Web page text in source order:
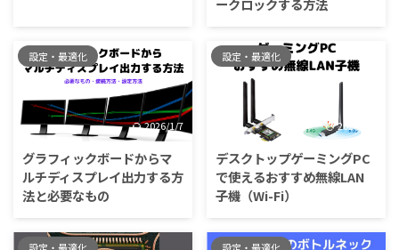
ークロックする方法
設定・最適化
2026/1/7
グラフィックボードからマ
ルチディスプレイ出力する方
法と必要なもの
設定・最適化
2026/1/7
デスクトップゲーミングPC
で使えるおすすめ無線LAN
子機（Wi-Fi）
設定・最適化 設定・最適化